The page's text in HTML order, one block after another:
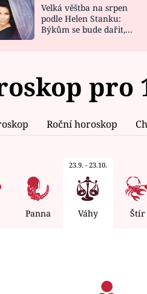
Velká věštba na srpen
podle Helen Stanku:
Býkům se bude dařit,
pro
Roční horoskop
Panna
23.9. - 23.10.
Váhy Štír